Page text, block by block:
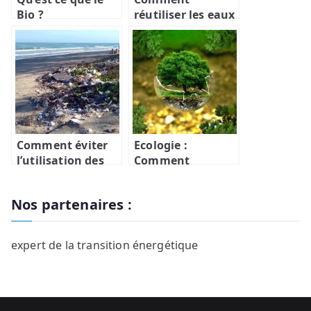
ateliers DIY et
upcycling
deviennent des
animations…
Bio ?
réutiliser les eaux
de pluie ?
Comment éviter
l’utilisation des
Ecologie :
Comment
Nos partenaires :
expert de la transition énergétique